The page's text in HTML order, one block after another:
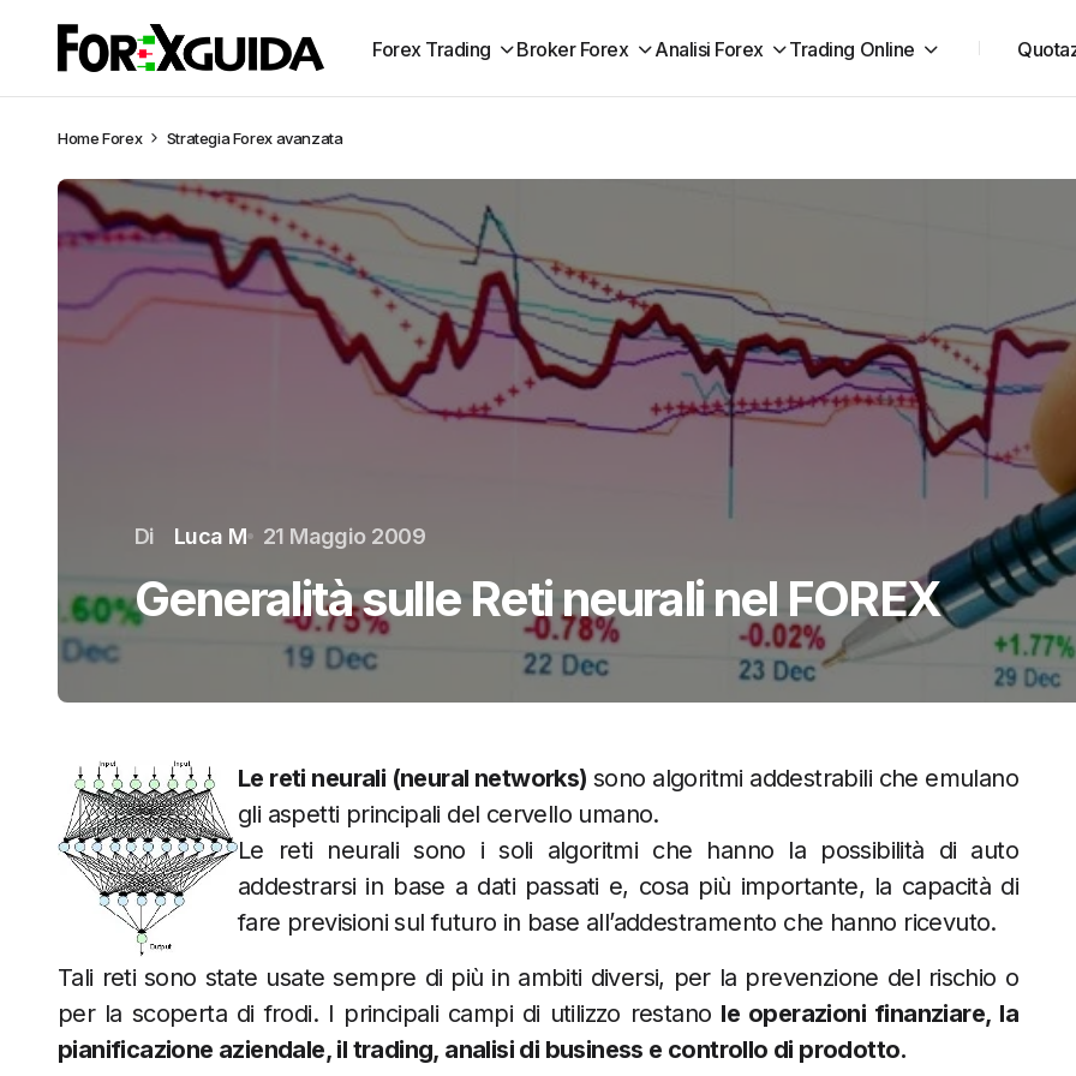
Forex Trading Broker Forex Analisi Forex Trading Online
HomeForex Strategia Forex avanzata
Di Luca M 21 Maggio 2009
Generalità sulle Reti neurali nel FOREX
Le reti neurali (neural networks)sono algoritmi addestrabili che emulano
gli aspetti principali del cervello umano.
Le reti neurali sono i soli algoritmi che hanno la possibilità di auto
addestrarsi in base a dati passati e, cosa più importante, la capacità di
fare previsioni sul futuro in base all’addestramento che hanno ricevuto.
Tali reti sono state usate sempre di più in ambiti diversi, per la prevenzione del rischio o
per la scoperta di frodi. I principali campi di utilizzo restano le operazioni finanziare, la
pianificazione aziendale, il trading, analisi di business e controllo di prodotto.